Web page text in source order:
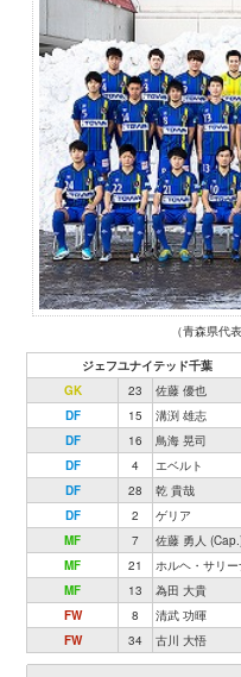
（青森県
ジェフユナイテッド千葉
GK
23 佐藤 優也
DF
15 溝渕 雄志
DF
16 鳥海 晃司
DF
4 エベルト
DF
28 乾 貴哉
DF
2 ゲリア
MF
7 佐藤 勇人
MF
21 ホルヘ・サリー
MF
13 為田 大貴
FW
8 清武 功暉
FW
34 古川 大悟